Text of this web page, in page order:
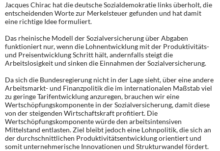
Rosa-Luxemburg-Stiftung
Über mich
Kontakt
Jacques Chirac hat die deutsche Sozialdemokratie links überholt, die
entscheidenden Worte zur Merkelsteuer gefunden und hat damit
eine richtige Idee formuliert.
Das rheinische Modell der Sozialversicherung über Abgaben
funktioniert nur, wenn die Lohnentwicklung mit der Produktivitäts-
und Preisentwicklung Schritt hält, andernfalls steigt die
Arbeitslosigkeit und sinken die Einnahmen der Sozialversicherung.
Da sich die Bundesregierung nicht in der Lage sieht, über eine andere
Arbeitsmarkt- und Finanzpolitik die im internationalen Maßstab viel
zu geringe Tarifentwicklung anzuregen, brauchen wir eine
Wertschöpfungskomponente in der Sozialversicherung, damit diese
von der steigenden Wirtschaftskraft profitiert. Die
Wertschöpfungskomponente würde den arbeitsintensiven
Mittelstand entlasten. Ziel bleibt jedoch eine Lohnpolitik, die sich an
der durchschnittlichen Produktivitätsentwicklung orientiert und
somit unternehmerische Innovationen und Strukturwandel fördert.